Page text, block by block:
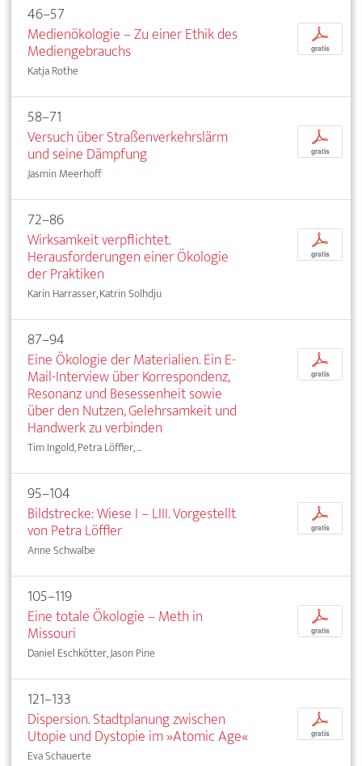
46–57
Medienökologie – Zu einer Ethik des
Mediengebrauchs
Katja Rothe
p
gratis
58–71
Versuch über Straßenverkehrslärm
und seine Dämpfung
Jasmin Meerhoff
p
gratis
72–86
Wirksamkeit verpflichtet.
Herausforderungen einer Ökologie
der Praktiken
Karin Harrasser, Katrin Solhdju
p
gratis
87–94
Eine Ökologie der Materialien. Ein E-
Mail-Interview über Korrespondenz,
Resonanz und Besessenheit sowie
über den Nutzen, Gelehrsamkeit und
Handwerk zu verbinden
Tim Ingold, Petra Löffler, ...
p
gratis
95–104
Bildstrecke: Wiese I – LIII. Vorgestellt
von Petra Löffler
Anne Schwalbe
p
gratis
105–119
Eine totale Ökologie – Meth in
Missouri
Daniel Eschkötter, Jason Pine
p
gratis
121–133
Dispersion. Stadtplanung zwischen
Utopie und Dystopie im »Atomic Age«
Eva Schauerte
p
gratis